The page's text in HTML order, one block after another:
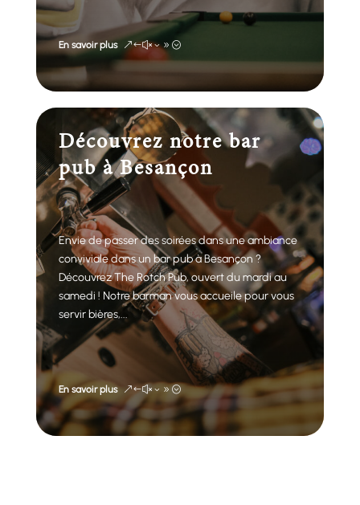
En savoir plus
Découvrez notre bar
pub à Besançon
Envie de passer des soirées dans une ambiance
conviviale dans un bar pub à Besançon ?
Découvrez The Rotch Pub, ouvert du mardi au
samedi ! Notre barman vous accueile pour vous
servir bières,...
En savoir plus